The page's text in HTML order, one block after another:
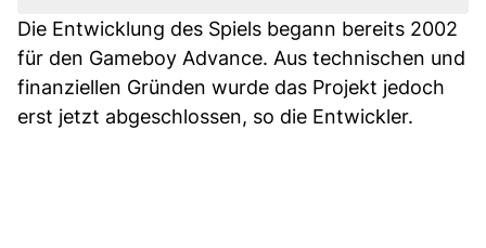
Die Entwicklung des Spiels begann bereits 2002
für den Gameboy Advance. Aus technischen und
finanziellen Gründen wurde das Projekt jedoch
erst jetzt abgeschlossen, so die Entwickler.